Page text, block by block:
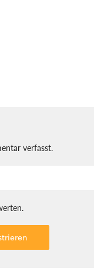
verfasst.